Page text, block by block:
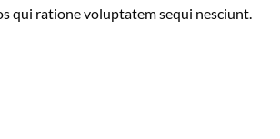
qui ratione voluptatem sequi nesciunt.